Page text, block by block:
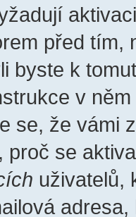
před tím,
byste k
v
se, že vámi
proč se
uživatelů,